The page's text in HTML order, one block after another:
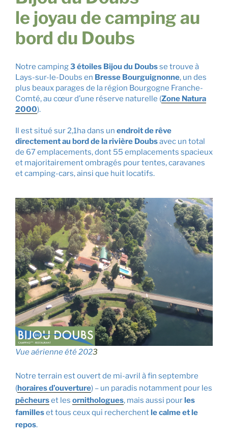
le joyau de camping au
bord du Doubs
Notre camping3 étoiles Bijou du Doubsse trouve à
Lays-sur-le-Doubs en Bresse Bourguignonne, un des
plus beaux parages de la région Bourgogne Franche-
Comté, au cœurd’une réserve naturelle (Zone Natura
2000).
Il est situé sur 2,1ha dans un endroit de rêve
directement au bord de la rivière Doubsavec un total
de 67 emplacements, dont 55 emplacements spacieux
et majoritairement ombragés pour tentes, caravanes
et camping-cars, ainsi que huit locatifs.
Vue aérienne été 2023
Notre terrain est ouvert de mi-avril à fin septembre
(horaires d’ouverture) – un paradis notamment pour les
pêcheurset les ornithologues, mais aussi pourles
familleset tous ceux qui recherchentle calme et le
repos.